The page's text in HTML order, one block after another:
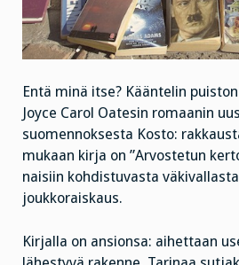
Entä minä itse? Kääntelin
Joyce Carol Oatesin romaanin
suomennoksesta Kosto:
mukaan kirja on ”Arvostetun
naisiin kohdistuvasta
joukkoraiskaus.
Kirjalla on ansionsa: aihettaan